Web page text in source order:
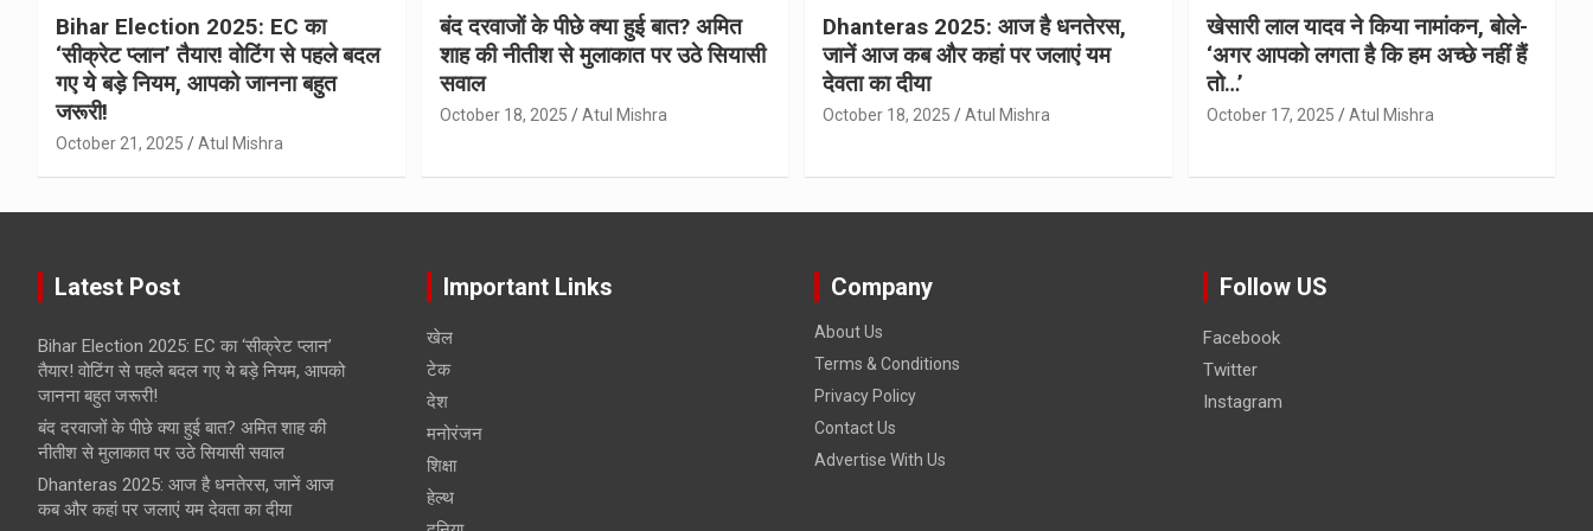
Bihar Election 2025: EC का
‘सीक्रेट प्लान’ तैयार! वोटिंग से पहले बदल
गए ये बड़े नियम, आपको जानना बहुत
जरूरी!
October 21, 2025 Atul Mishra
बंद दरवाजों के पीछे क्या हुई बात? अमित
शाह की नीतीश से मुलाकात पर उठे सियासी
सवाल
October 18, 2025 Atul Mishra
Dhanteras 2025: आज है धनतेरस,
जानें आज कब और कहां पर जलाएं यम
देवता का दीया
October 18, 2025 Atul Mishra
खेसारी लाल यादव ने किया नामांकन, बोले-
‘अगर आपको लगता है कि हम अच्छे नहीं हैं
तो…’
October 17, 2025 Atul Mishra
Latest Post
Bihar Election 2025: EC का ‘सीक्रेट प्लान’
तैयार! वोटिंग से पहले बदल गए ये बड़े नियम, आपको
जानना बहुत जरूरी!
बंद दरवाजों के पीछे क्या हुई बात? अमित शाह की
नीतीश से मुलाकात पर उठे सियासी सवाल
Dhanteras 2025: आज है धनतेरस, जानें आज
कब और कहां पर जलाएं यम देवता का दीया
Important Links
खेल
टेक
देश
मनोरंजन
शिक्षा
हेल्‍थ
Company
About Us
Terms & Conditions
Privacy Policy
Contact Us
Advertise With Us
Follow US
Facebook
Twitter
Instagram